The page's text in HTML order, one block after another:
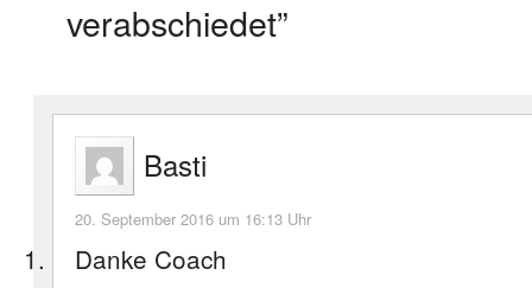
verabschiedet”
Basti
20. September 2016 um 16:13 Uhr
Danke Coach